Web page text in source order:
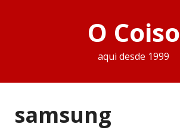
O Coiso
aqui desde 1999
samsung